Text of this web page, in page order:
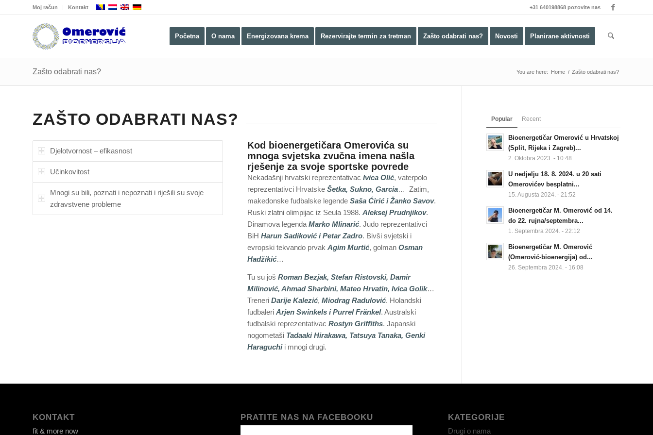
Moj račun Kontakt +31 640198868 pozovite nas
Početna O nama Energizovana krema Rezervirajte termin za tretman Zašto odabrati nas? Novosti Planirane aktivnosti
Zašto odabrati nas? You are here: Home / Zašto odabrati nas?
ZAŠTO ODABRATI NAS?
Djelotvornost – efikasnost
Učinkovitost
Mnogi su bili, poznati i nepoznati i riješili su svoje
zdravstvene probleme
Kod bioenergetičara Omerovića su
mnoga svjetska zvučna imena našla
rješenje za svoje sportske povrede
Nekadašnji hrvatski reprezentativac Ivica Olić, vaterpolo
reprezentativci Hrvatske Šetka, Sukno, Garcia… Zatim,
makedonske fudbalske legendeSaša Ćirić i Žanko Savov.
Ruski zlatni olimpijac iz Seula 1988. Aleksej Prudnjikov.
Dinamova legenda Marko Mlinarić. Judo reprezentativci
BiH Harun Sadiković i Petar Zadro. Bivši svjetski i
evropski tekvando prvak Agim Murtić, golman Osman
Hadžikić…
Tu su još Roman Bezjak, Stefan Ristovski, Damir
Milinović, Ahmad Sharbini, Mateo Hrvatin, Ivica Golik…
Treneri Darije Kalezić, Miodrag Radulović. Holandski
fudbaleri Arjen Swinkels i Purrel Fränkel. Australski
fudbalski reprezentativac Rostyn Griffiths. Japanski
nogometaši Tadaaki Hirakawa, Tatsuya Tanaka, Genki
Haraguchi i mnogi drugi.
Popular Recent
Bioenergetičar Omerović u Hrvatskoj
(Split, Rijeka i Zagreb)...
2. Oktobra 2023. - 10:48
U nedjelju 18. 8. 2024. u 20 sati
Omerovićev besplatni...
15. Augusta 2024. - 21:52
Bioenergetičar M. Omerović od 14.
do 22. rujna/septembra...
1. Septembra 2024. - 22:12
Bioenergetičar M. Omerović
(Omerović-bioenergija) od...
26. Septembra 2024. - 16:08
KONTAKT
fit & more now
PRATITE NAS NA FACEBOOKU KATEGORIJE
Drugi o nama